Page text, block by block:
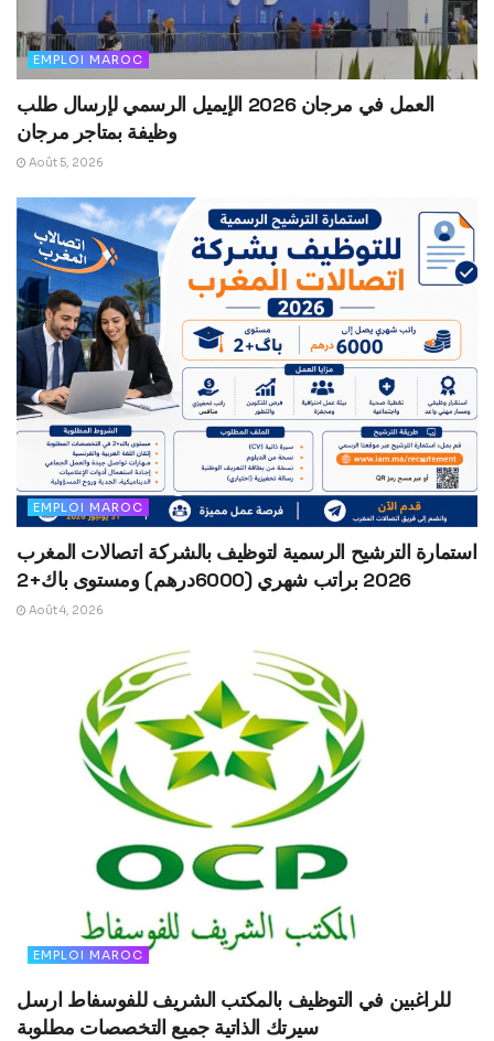
EMPLOI MAROC
العمل في مرجان 2026 الإيميل الرسمي لإرسال طلب
وظيفة بمتاجر مرجان
Août 5, 2026
EMPLOI MAROC
استمارة الترشيح الرسمية لتوظيف بالشركة اتصالات المغرب
2026 براتب شهري (6000درهم) ومستوى باك+2
Août 4, 2026
EMPLOI MAROC
للراغبين في التوظيف بالمكتب الشريف للفوسفاط ارسل
سيرتك الذاتية جميع التخصصات مطلوبة